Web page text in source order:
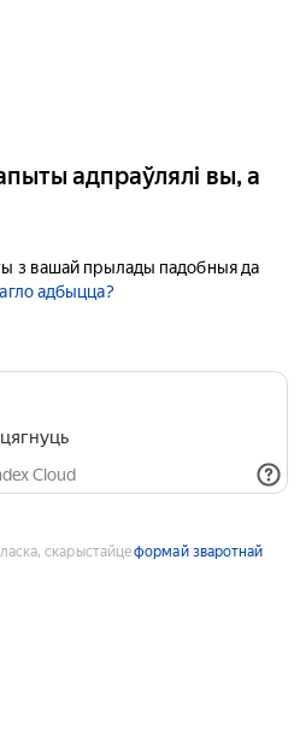
адпраўлялі вы, а
з вашай прылады падобныя да
адбыцца?
Cloud
скарыстайцеформай зваротнай